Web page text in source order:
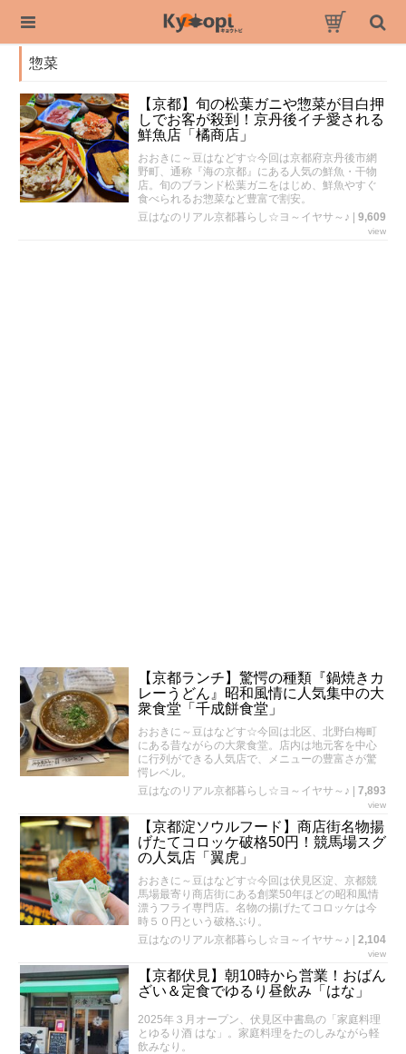
惣菜
【京都】旬の松葉ガニや惣菜が目白押
しでお客が殺到！京丹後イチ愛される
鮮魚店「橘商店」
おおきに～豆はなどす☆今回は京都府京丹後市網
野町、通称『海の京都』にある人気の鮮魚・干物
店。旬のブランド松葉ガニをはじめ、鮮魚やすぐ
食べられるお惣菜など豊富で割安。
豆はなのリアル京都暮らし☆ヨ～イヤサ～♪
9,609
view
【京都ランチ】驚愕の種類『鍋焼きカ
レーうどん』昭和風情に人気集中の大
衆食堂「千成餅食堂」
おおきに～豆はなどす☆今回は北区、北野白梅町
にある昔ながらの大衆食堂。店内は地元客を中心
に行列ができる人気店で、メニューの豊富さが驚
愕レベル。
豆はなのリアル京都暮らし☆ヨ～イヤサ～♪
7,893
view
【京都淀ソウルフード】商店街名物揚
げたてコロッケ破格50円！競馬場スグ
の人気店「翼虎」
おおきに～豆はなどす☆今回は伏見区淀、京都競
馬場最寄り商店街にある創業50年ほどの昭和風情
漂うフライ専門店。名物の揚げたてコロッケは今
時５０円という破格ぶり。
豆はなのリアル京都暮らし☆ヨ～イヤサ～♪
2,104
view
【京都伏見】朝10時から営業！おばん
ざい＆定食でゆるり昼飲み「はな」
2025年３月オープン、伏見区中書島の「家庭料理
とゆるり酒 はな」。家庭料理をたのしみながら軽
飲みなり。